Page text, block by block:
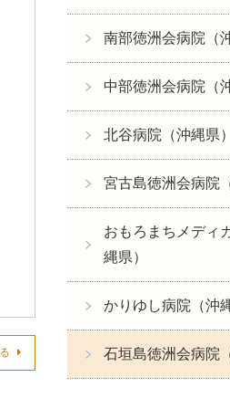
南部徳洲会病院（
中部徳洲会病院（
北谷病院（沖縄県）
宮古島徳洲会病院
おもろまちメディ
縄県）
かりゆし病院（沖
石垣島徳洲会病院